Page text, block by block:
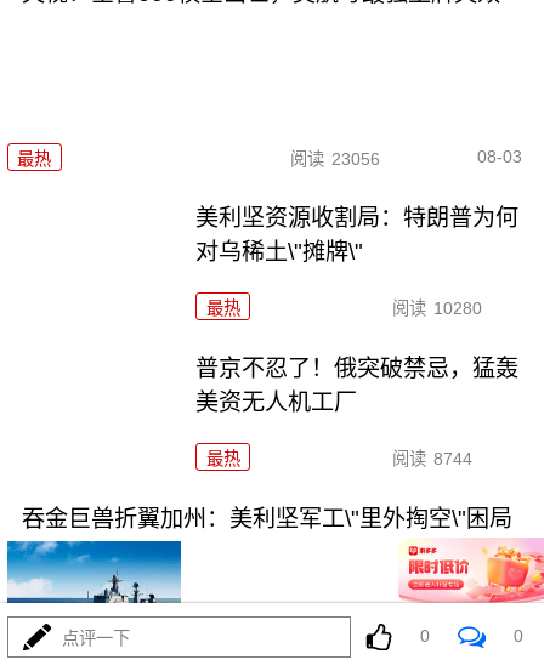
最热 阅读 23056 08-03
美利坚资源收割局：特朗普为何
对乌稀土\"摊牌\"
最热 阅读 10280
普京不忍了！俄突破禁忌，猛轰
美资无人机工厂
最热 阅读 8744
吞金巨兽折翼加州：美利坚军工\"里外掏空\"困局
点评一下 0 0